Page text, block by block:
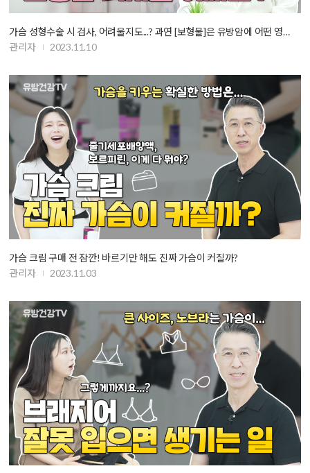
가슴 성형수술 시 검사, 어려울지도...? 과연 [보형물]은 유방암에 어떤 영…
관리자
2023.11.10
가슴 크림 구매 전 잠깐! 바르기만 해도 진짜 가슴이 커질까?
관리자
2023.11.03